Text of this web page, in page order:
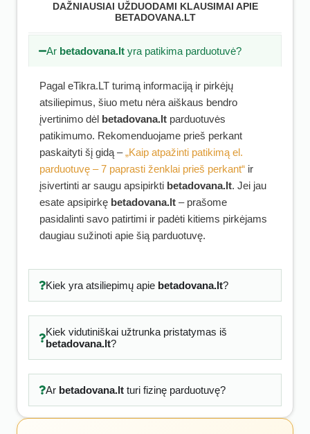
DAŽNIAUSIAI UŽDUODAMI KLAUSIMAI APIE
BETADOVANA.LT
Ar betadovana.lt yra patikima parduotuvė?
Pagal eTikra.LT turimą informaciją ir pirkėjų
atsiliepimus, šiuo metu nėra aiškaus bendro
įvertinimo dėl betadovana.lt parduotuvės
patikimumo. Rekomenduojame prieš perkant
paskaityti šį gidą –„Kaip atpažinti patikimą el.
parduotuvę – 7 paprasti ženklai prieš perkant“ ir
įsivertinti ar saugu apsipirkti betadovana.lt. Jei jau
esate apsipirkę betadovana.lt – prašome
pasidalinti savo patirtimi ir padėti kitiems pirkėjams
daugiau sužinoti apie šią parduotuvę.
Kiek yra atsiliepimų apie betadovana.lt?
Kiek vidutiniškai užtrunka pristatymas iš
betadovana.lt?
Ar betadovana.ltturi fizinę parduotuvę?